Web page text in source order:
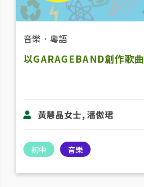
音樂 ． 粵語
以GARAGEBAND創作歌曲
黃慧晶女士, 潘傲珺
初中 音樂